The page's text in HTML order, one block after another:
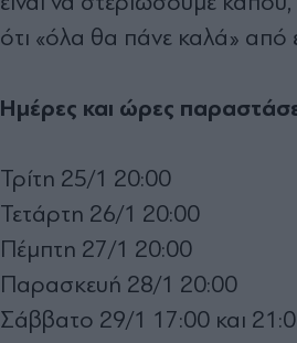
ότι «όλα θα πάνε καλά» από
Ημέρες και ώρες
Τρίτη 25/1 20:00
Τετάρτη 26/1 20:00
Πέμπτη 27/1 20:00
Παρασκευή 28/1 20:00
Σάββατο 29/1 17:00 και